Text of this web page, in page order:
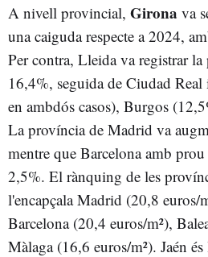
A nivell provincial, Girona va
una caiguda respecte a 2024,
Per contra, Lleida va registrar la
16,4%, seguida de Ciudad
en ambdós casos), Burgos
La província de Madrid va
mentre que Barcelona amb
2,5%. El rànquing de les
l'encapçala Madrid (20,8 euros/
Barcelona (20,4 euros/m²),
Màlaga (16,6 euros/m²). Jaén